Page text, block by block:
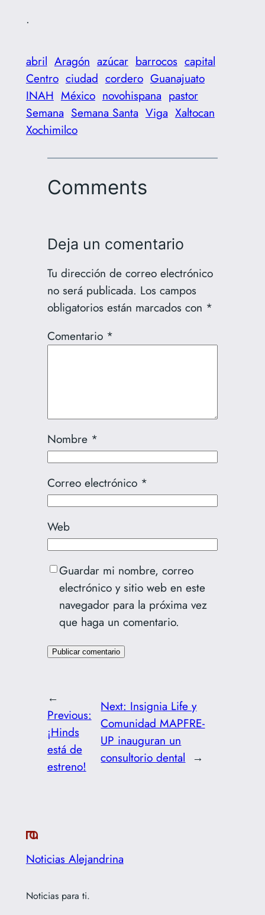
.
abril Aragón azúcar barrocos capital
Centro ciudad cordero Guanajuato
INAH México novohispana pastor
Semana Semana Santa Viga Xaltocan
Xochimilco
Comments
Deja un comentario
Tu dirección de correo electrónico
no será publicada. Los campos
obligatorios están marcados con *
Comentario *
Nombre *
Correo electrónico *
Web
Guardar mi nombre, correo
electrónico y sitio web en este
navegador para la próxima vez
que haga un comentario.
←
Previous:
¡Hinds
está de
estreno!
Next: Insignia Life y
Comunidad MAPFRE-
UP inauguran un
consultorio dental →
Noticias Alejandrina
Noticias para ti.